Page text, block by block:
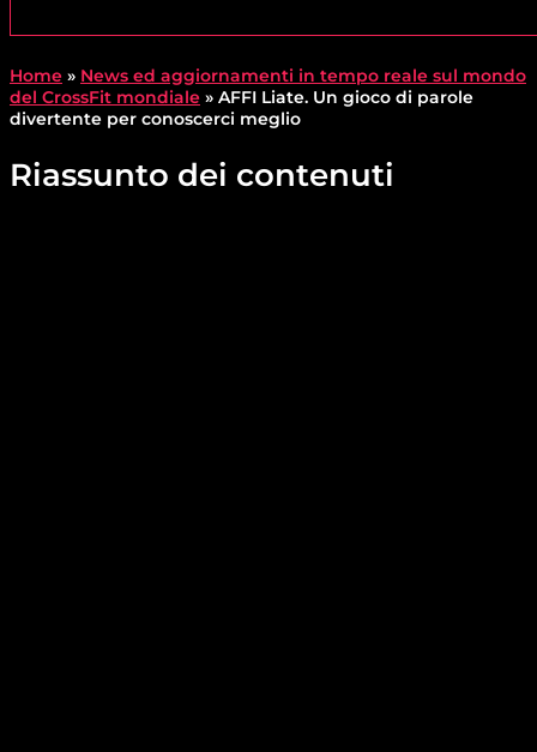
Home » News ed aggiornamenti in tempo reale sul mondo
del CrossFit mondiale » AFFI Liate. Un gioco di parole
divertente per conoscerci meglio
Riassunto dei contenuti